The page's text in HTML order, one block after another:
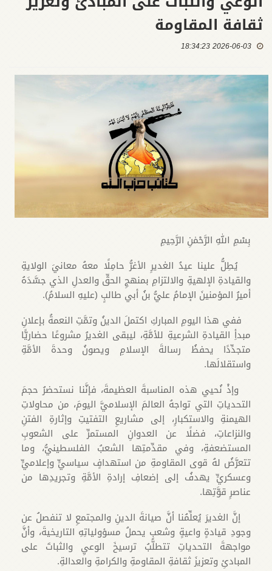
ثقافة المقاومة
2026-06-03 18:34:23
بِسْمِ اللهِ الرَّحْمٰنِ الرَّحِيمِ
يُطِلُّ علينا عيدُ الغديرِ الأغرُّ حامِلًا معهُ معانيَ الولايةِ
والقيادةِ الإلهيةِ والالتزامِ بمنهجِ الحقِّ والعدلِ الذي جسَّدَهُ
أميرُ المؤمنينَ الإمامُ عليُّ بنُ أبي طالبٍ (عليهِ السلامُ).
ففي هذا اليومِ المباركِ اكتملَ الدينُ وتمَّتِ النعمةُ بإعلانِ
مبدأِ القيادةِ الشرعيةِ للأمَّةِ، ليبقى الغديرُ مشروعًا حضاريًّا
متجدِّدًا يحفظُ رسالةَ الإسلامِ ويصونُ وحدةَ الأمَّةِ
واستقلالَها.
وإذْ نُحيي هذه المناسبةَ العظيمةَ، فإنَّنا نستحضرُ حجمَ
التحدياتِ التي تواجهُ العالمَ الإسلاميَّ اليومَ، من محاولاتِ
الهيمنةِ والاستكبارِ، إلى مشاريعِ التفتيتِ وإثارةِ الفتنِ
والنزاعاتِ، فضلًا عن العدوانِ المستمرِّ على الشعوبِ
المستضعفةِ، وفي مقدِّمتِها الشعبُ الفلسطينيُّ، وما
تتعرَّضُ لهُ قوى المقاومةِ من استهدافٍ سياسيٍّ وإعلاميٍّ
وعسكريٍّ يهدفُ إلى إضعافِ إرادةِ الأمَّةِ وتجريدِها من
عناصرِ قوَّتِها.
إنَّ الغديرَ يُعلِّمُنا أنَّ صيانةَ الدينِ والمجتمعِ لا تنفصلُ عن
وجودِ قيادةٍ واعيةٍ وشعبٍ يحملُ مسؤولياتِهِ التاريخيةَ، وأنَّ
مواجهةَ التحدياتِ تتطلَّبُ ترسيخَ الوعيِ والثباتَ على
المبادئِ وتعزيزَ ثقافةِ المقاومةِ والكرامةِ والعدالةِ.